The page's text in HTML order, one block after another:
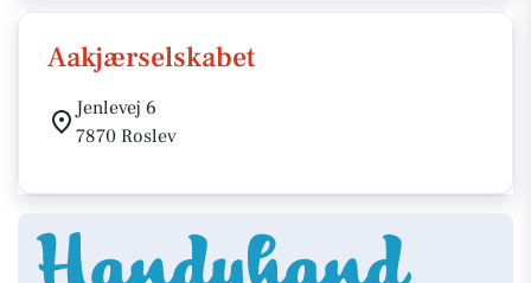
Aakjærselskabet
Jenlevej 6
7870 Roslev